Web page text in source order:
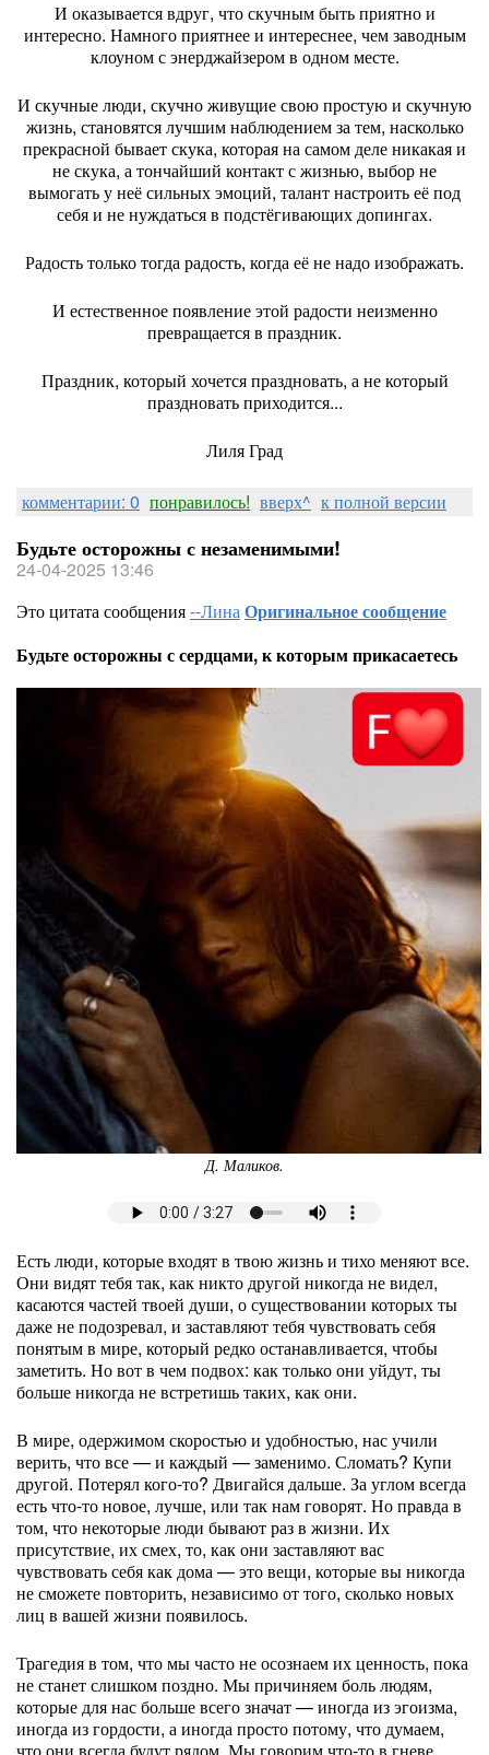
И оказывается вдруг, что скучным быть приятно и
интересно. Намного приятнее и интереснее, чем заводным
клоуном с энерджайзером в одном месте.
И скучные люди, скучно живущие свою простую и скучную
жизнь, становятся лучшим наблюдением за тем, насколько
прекрасной бывает скука, которая на самом деле никакая и
не скука, а тончайший контакт с жизнью, выбор не
вымогать у неё сильных эмоций, талант настроить её под
себя и не нуждаться в подстёгивающих допингах.
Радость только тогда радость, когда её не надо изображать.
И естественное появление этой радости неизменно
превращается в праздник.
Праздник, который хочется праздновать, а не который
праздновать приходится...
Лиля Град
комментарии: 0 понравилось! вверх^ к полной версии
Будьте осторожны с незаменимыми!
24-04-2025 13:46
Это цитата сообщения--ЛинаОригинальное сообщение
Будьте осторожны с сердцами, к которым прикасаетесь
Д. Маликов.
Есть люди, которые входят в твою жизнь и тихо меняют все.
Они видят тебя так, как никто другой никогда не видел,
касаются частей твоей души, о существовании которых ты
даже не подозревал, и заставляют тебя чувствовать себя
понятым в мире, который редко останавливается, чтобы
заметить. Но вот в чем подвох: как только они уйдут, ты
больше никогда не встретишь таких, как они.
В мире, одержимом скоростью и удобностью, нас учили
верить, что все — и каждый — заменимо. Сломать? Купи
другой. Потерял кого-то? Двигайся дальше. За углом всегда
есть что-то новое, лучше, или так нам говорят. Но правда в
том, что некоторые люди бывают раз в жизни. Их
присутствие, их смех, то, как они заставляют вас
чувствовать себя как дома — это вещи, которые вы никогда
не сможете повторить, независимо от того, сколько новых
лиц в вашей жизни появилось.
Трагедия в том, что мы часто не осознаем их ценность, пока
не станет слишком поздно. Мы причиняем боль людям,
которые для нас больше всего значат — иногда из эгоизма,
иногда из гордости, а иногда просто потому, что думаем,